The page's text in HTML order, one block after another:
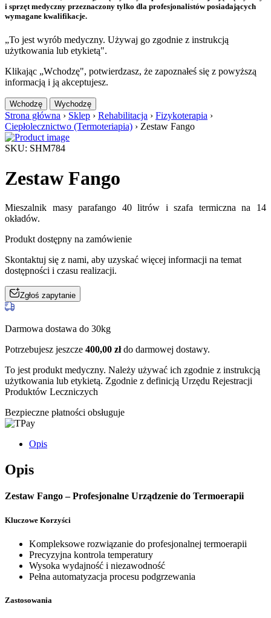
i sprzęt medyczny przeznaczony tylko dla profesjonalistów posiadających
wymagane kwalifikacje.
„To jest wyrób medyczny. Używaj go zgodnie z instrukcją
użytkowania lub etykietą".
Klikając „Wchodzę", potwierdzasz, że zapoznałeś się z powyższą
informacją i ją akceptujesz.
Wchodzę Wychodzę
Strona główna › Sklep › Rehabilitacja › Fizykoterapia ›
Ciepłolecznictwo (Termoteriapia) › Zestaw Fango
SKU: SHM784
Zestaw Fango
Mieszalnik masy parafango 40 litrów i szafa termiczna na 14
okładów.
Produkt dostępny na zamówienie
Skontaktuj się z nami, aby uzyskać więcej informacji na temat
dostępności i czasu realizacji.
Zgłoś zapytanie
Darmowa dostawa do 30kg
Potrzebujesz jeszcze 400,00 złdo darmowej dostawy.
To jest produkt medyczny. Należy używać ich zgodnie z instrukcją
użytkowania lub etykietą. Zgodnie z definicją Urzędu Rejestracji
Produktów Leczniczych
Bezpieczne płatności obsługuje
Opis
Opis
Zestaw Fango – Profesjonalne Urządzenie do Termoerapii
Kluczowe Korzyści
Kompleksowe rozwiązanie do profesjonalnej termoerapii
Precyzyjna kontrola temperatury
Wysoka wydajność i niezawodność
Pełna automatyzacja procesu podgrzewania
Zastosowania